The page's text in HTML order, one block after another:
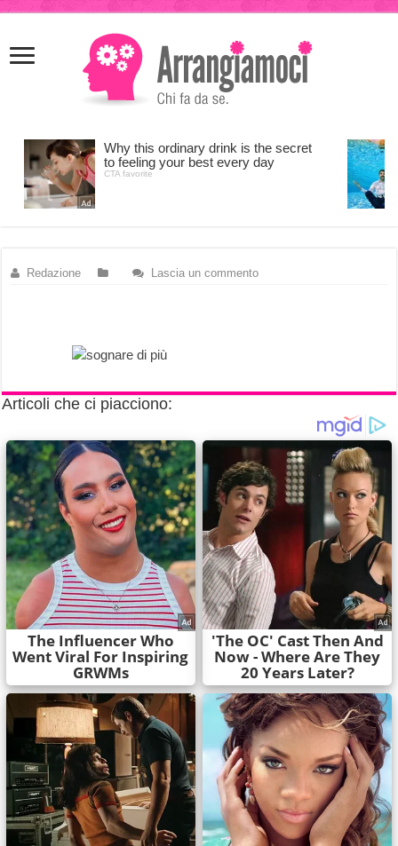
giriş
kingroyal
Redazione Lascia un commento
Articoli che ci piacciono: